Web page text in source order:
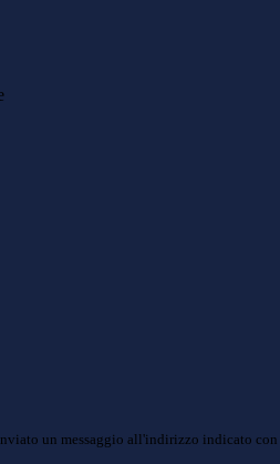
un messaggio all'indirizzo indicato con